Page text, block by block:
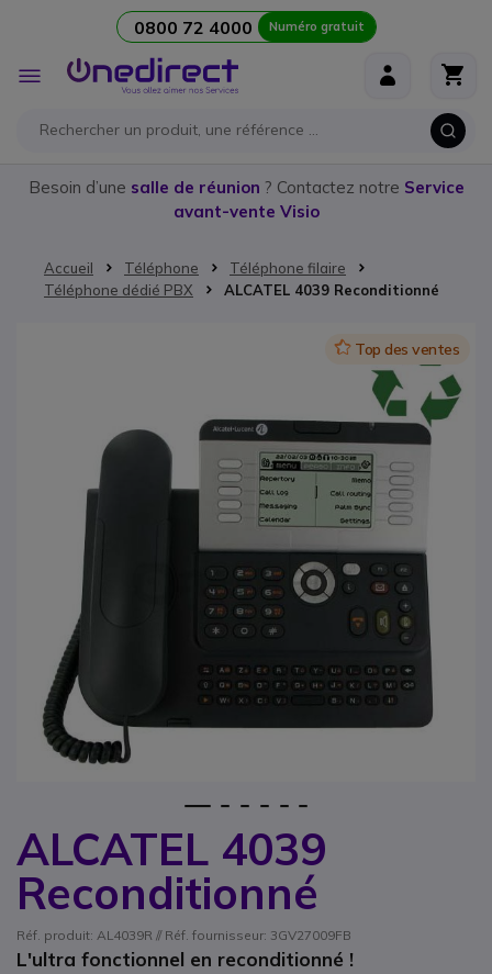
0800 72 4000 Numéro gratuit
Affichage
navigation
Besoin d’une salle de réunion ? Contactez notre Service
avant-vente Visio
Accueil Téléphone
Téléphone filaire
Téléphone dédié PBX
ALCATEL 4039 Reconditionné
ALCATEL 4039
Reconditionné
Réf. produit: AL4039R // Réf. fournisseur: 3GV27009FB
L'ultra fonctionnel en reconditionné !
IconTop des ventes
Passer au début de la Galerie d’images